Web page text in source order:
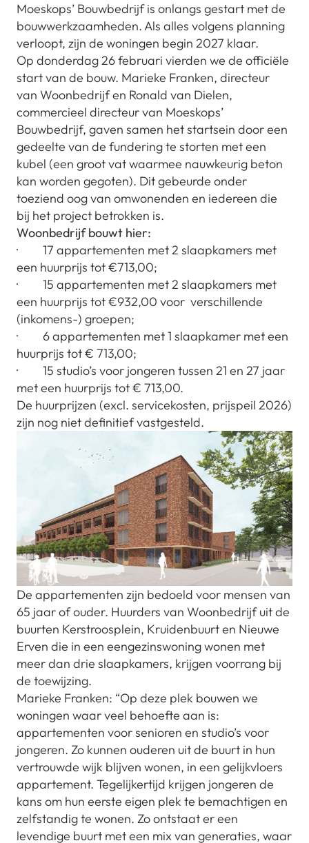
Moeskops’ Bouwbedrijf is onlangs gestart met de
bouwwerkzaamheden. Als alles volgens planning
verloopt, zijn de woningen begin 2027 klaar.
Op donderdag 26 februari vierden we de officiële
start van de bouw. Marieke Franken, directeur
van Woonbedrijf en Ronald van Dielen,
commercieel directeur van Moeskops’
Bouwbedrijf, gaven samen het startsein door een
gedeelte van de fundering te storten met een
kubel (een groot vat waarmee nauwkeurig beton
kan worden gegoten). Dit gebeurde onder
toeziend oog van omwonenden en iedereen die
bij het project betrokken is.
Woonbedrijf bouwt hier:
· 17 appartementen met 2 slaapkamers met
een huurprijs tot €713,00;
· 15 appartementen met 2 slaapkamers met
een huurprijs tot €932,00 voor verschillende
(inkomens-) groepen;
· 6 appartementen met 1 slaapkamer met een
huurprijs tot € 713,00;
· 15 studio’s voor jongeren tussen 21 en 27 jaar
met een huurprijs tot € 713,00.
De huurprijzen (excl. servicekosten, prijspeil 2026)
zijn nog niet definitief vastgesteld.
De appartementen zijn bedoeld voor mensen van
65 jaar of ouder. Huurders van Woonbedrijf uit de
buurten Kerstroosplein, Kruidenbuurt en Nieuwe
Erven die in een eengezinswoning wonen met
meer dan drie slaapkamers, krijgen voorrang bij
de toewijzing.
Marieke Franken: “Op deze plek bouwen we
woningen waar veel behoefte aan is:
appartementen voor senioren en studio’s voor
jongeren. Zo kunnen ouderen uit de buurt in hun
vertrouwde wijk blijven wonen, in een gelijkvloers
appartement. Tegelijkertijd krijgen jongeren de
kans om hun eerste eigen plek te bemachtigen en
zelfstandig te wonen. Zo ontstaat er een
levendige buurt met een mix van generaties, waar